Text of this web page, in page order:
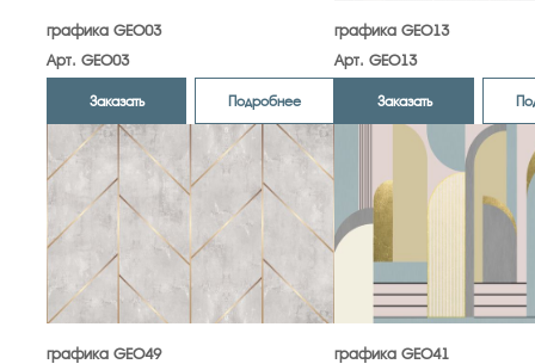
графика GEO03
Арт. GEO03
Заказать Подробнее
графика GEO13
Арт. GEO13
Заказать
графика GEO49
графика GEO41